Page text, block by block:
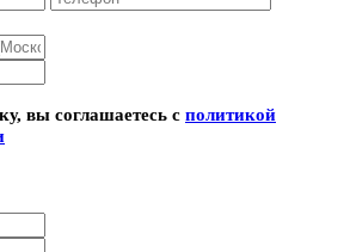
вы соглашаетесь с политикой